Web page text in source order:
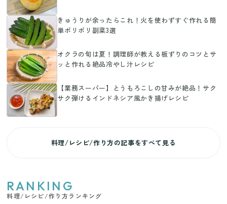
きゅうりが余ったらこれ！火を使わずすぐ作れる簡
単ポリポリ副菜3選
オクラの旬は夏！調理師が教える板ずりのコツとサ
ッと作れる絶品冷やし汁レシピ
【業務スーパー】とうもろこしの甘みが絶品！サク
サク弾けるインドネシア風かき揚げレシピ
料理/レシピ/作り方の記事をすべて見る
RANKING
料理/レシピ/作り方ランキング